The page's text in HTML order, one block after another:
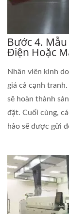
Bước 4.
Điện Hoặc
Nhân viên kinh
giá cả cạnh
sẽ hoàn thành
đặt. Cuối cùng,
hảo sẽ được gửi